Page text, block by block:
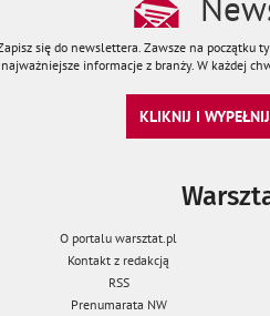
się do newslettera. Zawsze na początku
najważniejsze informacje z branży. W każdej
KLIKNIJ I
O portalu warsztat.pl
Kontakt z redakcją
RSS
Prenumarata NW